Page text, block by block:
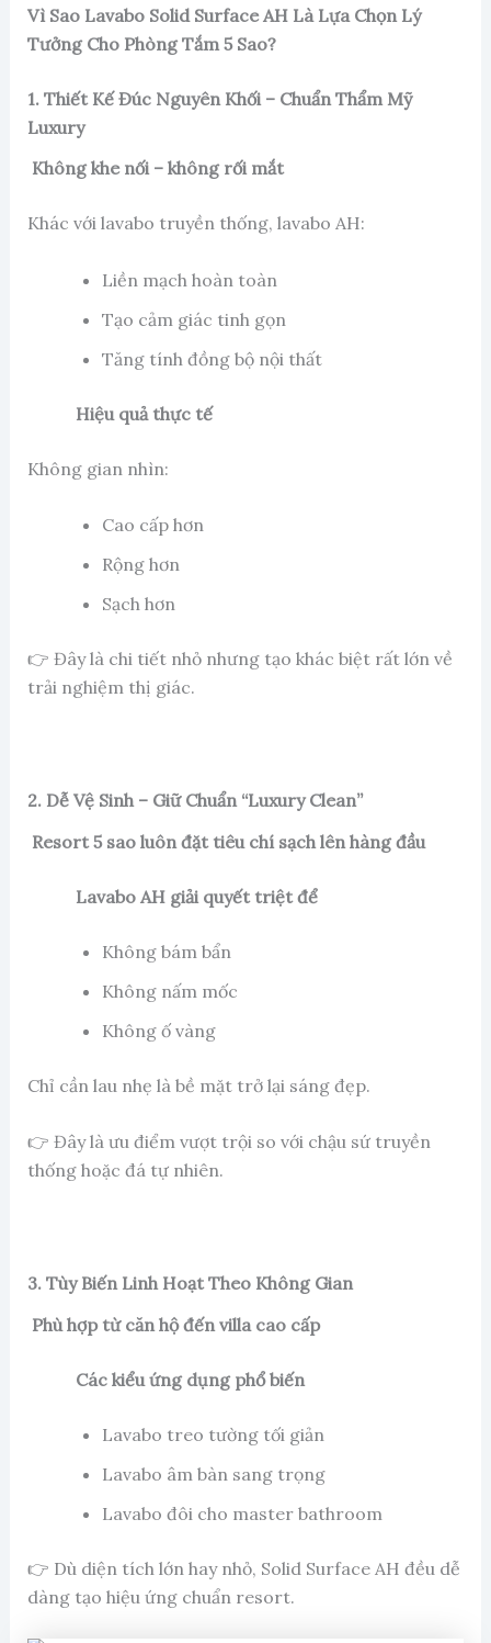
Vì Sao Lavabo Solid Surface AH Là Lựa Chọn Lý
Tưởng Cho Phòng Tắm 5 Sao?
1. Thiết Kế Đúc Nguyên Khối – Chuẩn Thẩm Mỹ
Luxury
Không khe nối – không rối mắt
Khác với lavabo truyền thống, lavabo AH:
Liền mạch hoàn toàn
Tạo cảm giác tinh gọn
Tăng tính đồng bộ nội thất
Hiệu quả thực tế
Không gian nhìn:
Cao cấp hơn
Rộng hơn
Sạch hơn
👉 Đây là chi tiết nhỏ nhưng tạo khác biệt rất lớn về
trải nghiệm thị giác.
2. Dễ Vệ Sinh – Giữ Chuẩn “Luxury Clean”
Resort 5 sao luôn đặt tiêu chí sạch lên hàng đầu
Lavabo AH giải quyết triệt để
Không bám bẩn
Không nấm mốc
Không ố vàng
Chỉ cần lau nhẹ là bề mặt trở lại sáng đẹp.
👉 Đây là ưu điểm vượt trội so với chậu sứ truyền
thống hoặc đá tự nhiên.
3. Tùy Biến Linh Hoạt Theo Không Gian
Phù hợp từ căn hộ đến villa cao cấp
Các kiểu ứng dụng phổ biến
Lavabo treo tường tối giản
Lavabo âm bàn sang trọng
Lavabo đôi cho master bathroom
👉 Dù diện tích lớn hay nhỏ, Solid Surface AH đều dễ
dàng tạo hiệu ứng chuẩn resort.